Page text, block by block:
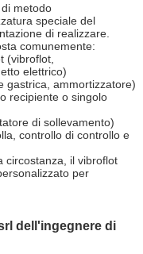
metodo
speciale del
di realizzare.
comunemente:
(vibroflot,
elettrico)
gastrica, ammortizzatore)
recipiente o singolo
di sollevamento)
controllo di controllo e
circostanza, il vibroflot
per
dell'ingegnere di